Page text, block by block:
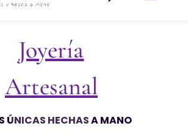
Joyería
Artesanal
ÚNICAS HECHAS A MANO